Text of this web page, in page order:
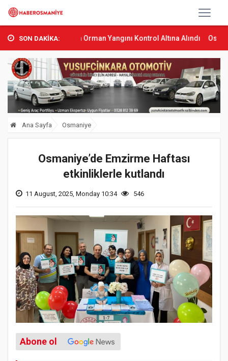
SON DAKİKA:
Sumbas’ta Orman Yangını Kontrol Altına Alındı Osmaniye’de
Ana Sayfa Osmaniye
Osmaniye’de Emzirme Haftası
etkinliklerle kutlandı
11 August, 2025, Monday 10:34 546
Abone ol